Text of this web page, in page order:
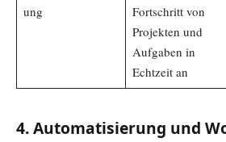
ung
Fortschritt von
Projekten und
Aufgaben in
Echtzeit an
4. Automatisierung und